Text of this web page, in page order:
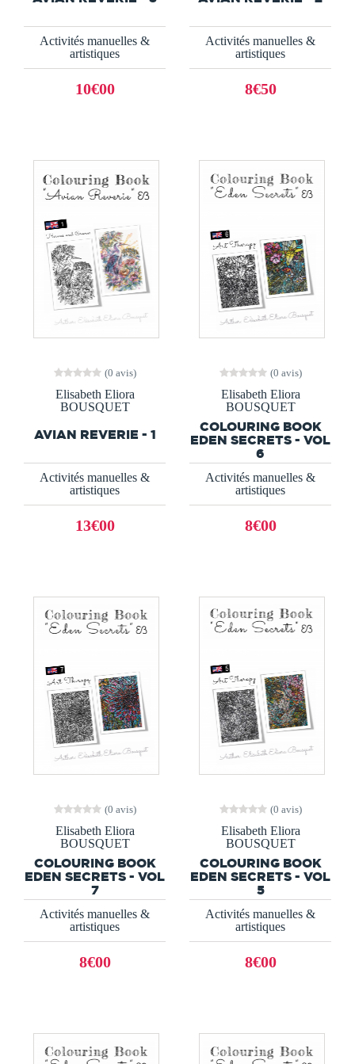
Activités manuelles &
artistiques
10€00
Activités manuelles &
artistiques
8€50
(0 avis)
Elisabeth Eliora
BOUSQUET
AVIAN REVERIE - 1
Activités manuelles &
artistiques
13€00
(0 avis)
Elisabeth Eliora
BOUSQUET
COLOURING BOOK
EDEN SECRETS - VOL
6
Activités manuelles &
artistiques
8€00
(0 avis)
Elisabeth Eliora
BOUSQUET
COLOURING BOOK
EDEN SECRETS - VOL
7
Activités manuelles &
artistiques
8€00
(0 avis)
Elisabeth Eliora
BOUSQUET
COLOURING BOOK
EDEN SECRETS - VOL
5
Activités manuelles &
artistiques
8€00